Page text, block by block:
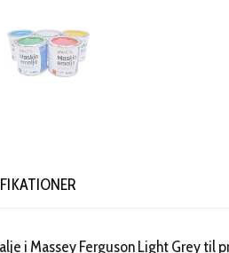
i Massey Ferguson Light Grey